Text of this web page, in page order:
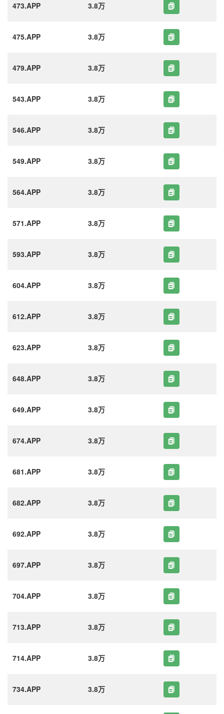
473.APP 3.8万
475.APP 3.8万
479.APP 3.8万
543.APP 3.8万
546.APP 3.8万
549.APP 3.8万
564.APP 3.8万
571.APP 3.8万
593.APP 3.8万
604.APP 3.8万
612.APP 3.8万
623.APP 3.8万
648.APP 3.8万
649.APP 3.8万
674.APP 3.8万
681.APP 3.8万
682.APP 3.8万
692.APP 3.8万
697.APP 3.8万
704.APP 3.8万
713.APP 3.8万
714.APP 3.8万
734.APP 3.8万